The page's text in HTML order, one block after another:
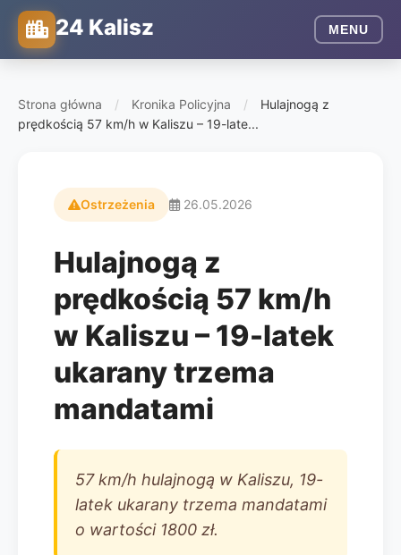
24 Kalisz MENU
Strona główna / Kronika Policyjna /
Hulajnogą z
prędkością 57 km/h w Kaliszu – 19-late...
Ostrzeżenia 26.05.2026
Hulajnogą z
prędkością 57 km/h
w Kaliszu – 19-latek
ukarany trzema
mandatami
57 km/h hulajnogą w Kaliszu, 19-
latek ukarany trzema mandatami
o wartości 1800 zł.